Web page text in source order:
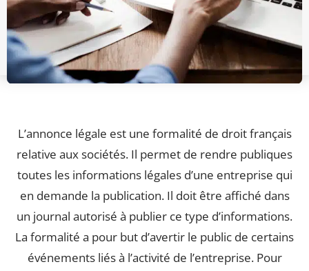
L’annonce légale est une formalité de droit français
relative aux sociétés. Il permet de rendre publiques
toutes les informations légales d’une entreprise qui
en demande la publication. Il doit être affiché dans
un journal autorisé à publier ce type d’informations.
La formalité a pour but d’avertir le public de certains
événements liés à l’activité de l’entreprise. Pour